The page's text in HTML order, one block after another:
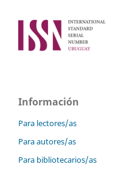
Información
Para lectores/as
Para autores/as
Para bibliotecarios/as